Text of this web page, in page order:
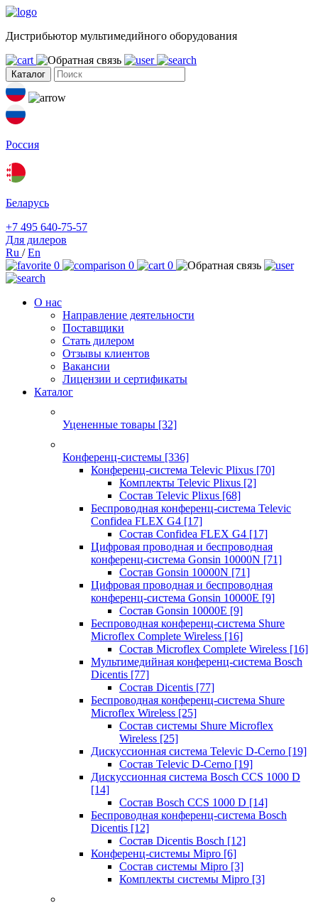
Дистрибьютор мультимедийного оборудования
Каталог
Россия
Беларусь
+7 495 640-75-57
Для дилеров
Ru /En
0
0 0
О нас
Направление деятельности
Поставщики
Стать дилером
Отзывы клиентов
Вакансии
Лицензии и сертификаты
Каталог
Уцененные товары [32]
Конференц-системы [336]
Конференц-система Televic Plixus [70]
Комплекты Televic Plixus [2]
Состав Televic Plixus [68]
Беспроводная конференц-система Televic
Confidea FLEX G4 [17]
Состав Confidea FLEX G4 [17]
Цифровая проводная и беспроводная
конференц-система Gonsin 10000N [71]
Состав Gonsin 10000N [71]
Цифровая проводная и беспроводная
конференц-система Gonsin 10000E [9]
Состав Gonsin 10000E [9]
Беспроводная конференц-система Shure
Microflex Complete Wireless [16]
Состав Microflex Complete Wireless [16]
Мультимедийная конференц-система Bosch
Dicentis [77]
Состав Dicentis [77]
Беспроводная конференц-система Shure
Microflex Wireless [25]
Состав системы Shure Microflex
Wireless [25]
Дискуссионная система Televic D-Cerno [19]
Состав Televic D-Cerno [19]
Дискуссионная система Bosch CCS 1000 D
[14]
Состав Bosch CCS 1000 D [14]
Беспроводная конференц-система Bosch
Dicentis [12]
Состав Dicentis Bosch [12]
Конференц-системы Mipro [6]
Состав системы Mipro [3]
Комплекты системы Mipro [3]